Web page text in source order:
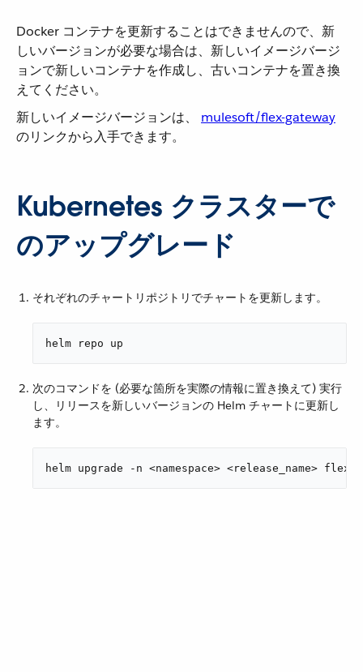
Docker コンテナを更新することはできませんので、新
しいバージョンが必要な場合は、新しいイメージバージ
ョンで新しいコンテナを作成し、古いコンテナを置き換
えてください。
新しいイメージバージョンは、 mulesoft/flex-gateway
のリンクから入手できます。
Kubernetes クラスターで
のアップグレード
それぞれのチャートリポジトリでチャートを更新します。
helm repo up
次のコマンドを (必要な箇所を実際の情報に置き換えて) 実行
し、リリースを新しいバージョンの Helm チャートに更新し
ます。
helm upgrade -n <namespace> <release_name>